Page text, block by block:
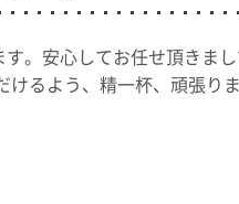
す。安心してお任せ頂きま
けるよう、精一杯、頑張り